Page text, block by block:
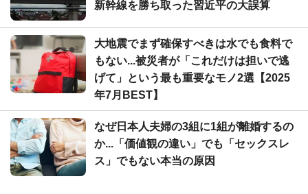
新幹線を勝ち取った習近平の大誤算
大地震でまず確保すべきは水でも食料で
もない...被災者が「これだけは担いで逃
げて」という最も重要なモノ2選【2025
年7月BEST】
なぜ日本人夫婦の3組に1組が離婚するの
か...「価値観の違い」でも「セックスレ
ス」でもない本当の原因